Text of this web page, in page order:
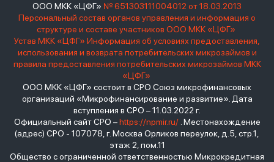
ООО МКК «ЦФГ» № 651303111004012 от 18.03.2013
Персональный состав органов управления и информация о
структуре и составе участников ООО МКК «ЦФГ»
Устав МКК «ЦФГ» Информация об условиях предоставления,
использования и возврата потребительских микрозаймов и
правила предоставления потребительских микрозаймов МКК
«ЦФГ»
ООО МКК «ЦФГ» состоит в СРО Союз микрофинансовых
организаций «Микрофинансирование и развитие». Дата
вступления в СРО – 11.03.2022 г.
Официальный сайт СРО –https://npmir.ru/. Местонахождение
(адрес) СРО - 107078, г. Москва Орликов переулок, д.5, стр.1,
этаж 2, пом.11
Общество с ограниченной ответственностью Микрокредитная